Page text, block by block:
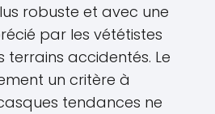
robuste et avec une
par les vététistes
terrains accidentés. Le
un critère à
tendances ne